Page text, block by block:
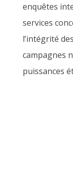
enquêtes
services
l’intégrité
campagnes
puissances